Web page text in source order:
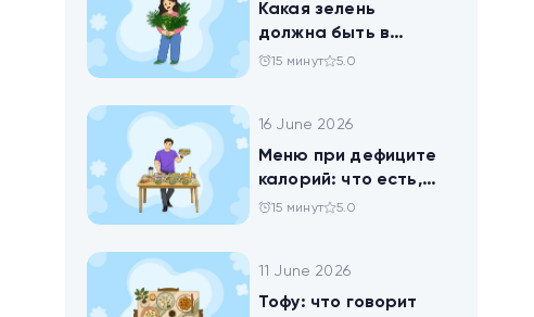
Какая зелень
должна быть в
тарелке
15 минут 5.0
16 June 2026
Меню при дефиците
калорий: что есть,
чтобы худеть
15 минут 5.0
11 June 2026
Тофу: что говорит